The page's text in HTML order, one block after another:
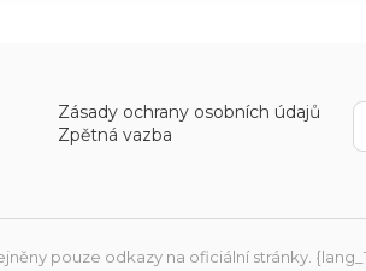
Zásady ochrany osobních údajů
Zpětná vazba
pouze odkazy na oficiální stránky.